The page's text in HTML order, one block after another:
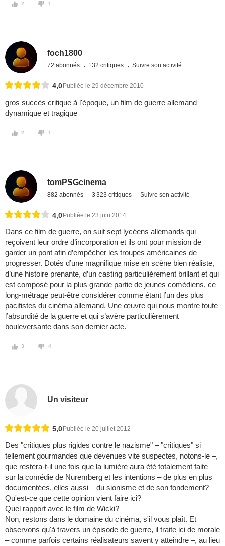
2 1
foch1800
72 abonnés 132 critiques Suivre son activité
4,0 Publiée le 29 décembre 2010
gros succès critique à l'époque, un film de guerre allemand
dynamique et tragique
2 1
tomPSGcinema
882 abonnés 3 323 critiques Suivre son activité
4,0 Publiée le 23 juin 2014
Dans ce film de guerre, on suit sept lycéens allemands qui
reçoivent leur ordre d’incorporation et ils ont pour mission de
garder un pont afin d’empêcher les troupes américaines de
progresser. Dotés d’une magnifique mise en scène bien réaliste,
d’une histoire prenante, d’un casting particulièrement brillant et qui
est composé pour la plus grande partie de jeunes comédiens, ce
long-métrage peut-être considérer comme étant l’un des plus
pacifistes du cinéma allemand. Une œuvre qui nous montre toute
l’absurdité de la guerre et qui s’avère particulièrement
bouleversante dans son dernier acte.
3 4
Un visiteur
5,0 Publiée le 20 juillet 2012
Des "critiques plus rigides contre le nazisme" – "critiques" si
tellement gourmandes que devenues vite suspectes, notons-le –,
que restera-t-il une fois que la lumière aura été totalement faite
sur la comédie de Nuremberg et les intentions – de plus en plus
documentées, elles aussi – du sionisme et de son fondement?
Qu'est-ce que cette opinion vient faire ici?
Quel rapport avec le film de Wicki?
Non, restons dans le domaine du cinéma, s'il vous plaît. Et
observons qu'à travers un épisode de guerre, il traite ici de morale
– comme parfois certains réalisateurs savent y atteindre –, au lieu